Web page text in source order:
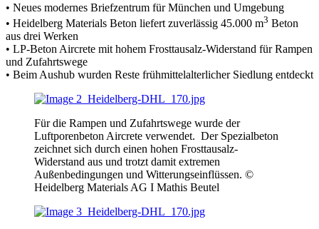
• Neues modernes Briefzentrum für München und Umgebung
• Heidelberg Materials Beton liefert zuverlässig 45.000 m3 Beton
aus drei Werken
• LP-Beton Aircrete mit hohem Frosttausalz-Widerstand für Rampen
und Zufahrtswege
• Beim Aushub wurden Reste frühmittelalterlicher Siedlung entdeckt
Für die Rampen und Zufahrtswege wurde der
Luftporenbeton Aircrete verwendet. Der Spezialbeton
zeichnet sich durch einen hohen Frosttausalz-
Widerstand aus und trotzt damit extremen
Außenbedingungen und Witterungseinflüssen. ©
Heidelberg Materials AG I Mathis Beutel